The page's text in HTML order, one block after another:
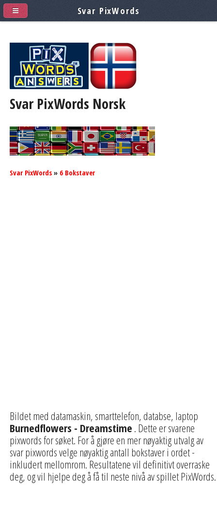
Svar PixWords Norsk
Svar PixWords » 6 Bokstaver
Bildet med datamaskin, smarttelefon, databse, laptop
Burnedflowers - Dreamstime . Dette er svarene
pixwords for søket. For å gjøre en mer nøyaktig utvalg av
svar pixwords velge nøyaktig antall bokstaver i ordet -
inkludert mellomrom. Resultatene vil definitivt overraske
deg, og vil hjelpe deg å få til neste nivå av spillet PixWords.
Svar PixWords